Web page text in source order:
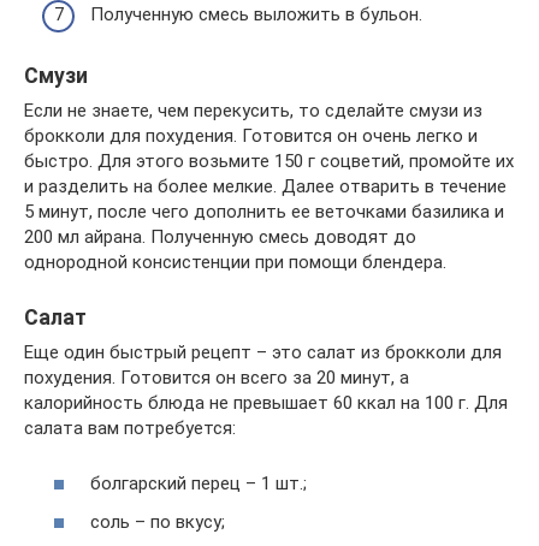
Полученную смесь выложить в бульон.
Смузи
Если не знаете, чем перекусить, то сделайте смузи из
брокколи для похудения. Готовится он очень легко и
быстро. Для этого возьмите 150 г соцветий, промойте их
и разделить на более мелкие. Далее отварить в течение
5 минут, после чего дополнить ее веточками базилика и
200 мл айрана. Полученную смесь доводят до
однородной консистенции при помощи блендера.
Салат
Еще один быстрый рецепт – это салат из брокколи для
похудения. Готовится он всего за 20 минут, а
калорийность блюда не превышает 60 ккал на 100 г. Для
салата вам потребуется:
болгарский перец – 1 шт.;
соль – по вкусу;